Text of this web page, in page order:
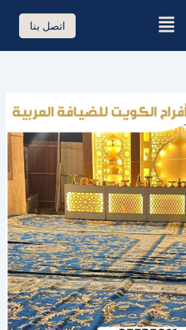
القائمة اتصل بنا